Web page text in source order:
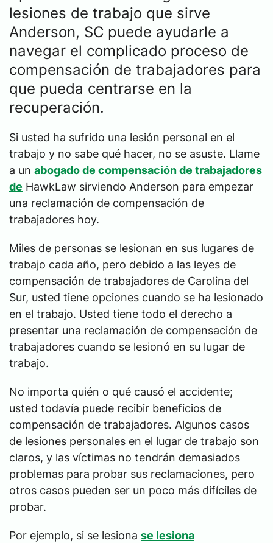
lesiones de trabajo que sirve
Anderson, SC puede ayudarle a
navegar el complicado proceso de
compensación de trabajadores para
que pueda centrarse en la
recuperación.
Si usted ha sufrido una lesión personal en el
trabajo y no sabe qué hacer, no se asuste. Llame
a un abogado de compensación de trabajadores
de HawkLaw sirviendo Anderson para empezar
una reclamación de compensación de
trabajadores hoy.
Miles de personas se lesionan en sus lugares de
trabajo cada año, pero debido a las leyes de
compensación de trabajadores de Carolina del
Sur, usted tiene opciones cuando se ha lesionado
en el trabajo. Usted tiene todo el derecho a
presentar una reclamación de compensación de
trabajadores cuando se lesionó en su lugar de
trabajo.
No importa quién o qué causó el accidente;
usted todavía puede recibir beneficios de
compensación de trabajadores. Algunos casos
de lesiones personales en el lugar de trabajo son
claros, y las víctimas no tendrán demasiados
problemas para probar sus reclamaciones, pero
otros casos pueden ser un poco más difíciles de
probar.
Por ejemplo, si se lesiona se lesiona